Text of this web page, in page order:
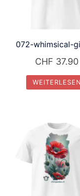
072-whimsical-
CHF 37.90
WEITERLESEN